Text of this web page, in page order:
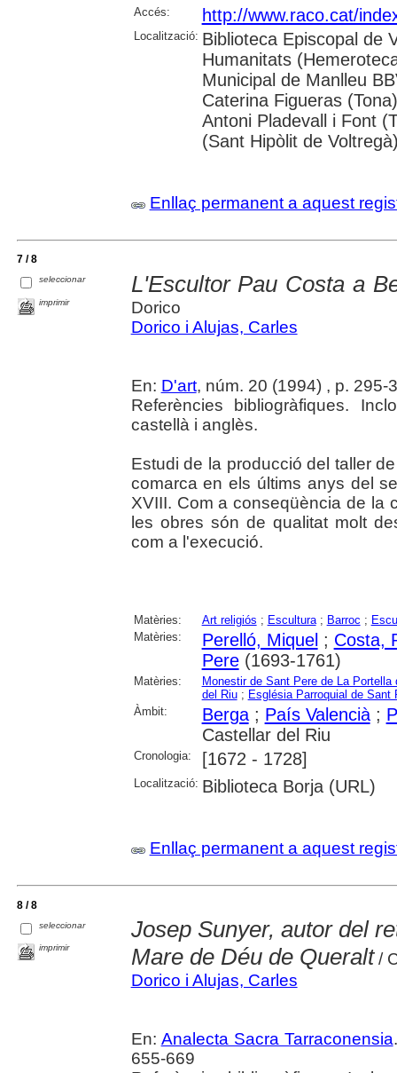
Accés: http://www.raco.cat/
Localització: Biblioteca Episcopal de
Humanitats
Municipal de Manlleu
Caterina Figueras
Antoni Pladevall i Font
(Sant Hipòlit de
Enllaç permanent a aquest
7 / 8
seleccionar
imprimir
L'Escultor Pau Costa a
Dorico
Dorico i Alujas, Carles
En: D'art, núm. 20 (1994) , p. 295-
Referències bibliogràfiques.
castellà i anglès.
Estudi de la producció del taller
comarca en els últims anys del
XVIII. Com a conseqüència de la
les obres són de qualitat molt
com a l'execució.
Matèries: Art religiós ; Escultura; Barroc ;
Matèries:
Perelló, Miquel; Costa,
Pere(1693-1761)
Matèries:
Monestir de Sant Pere de La Portella
del Riu; Església Parroquial de Sant
Àmbit:
Berga; País Valencià;
Castellar del Riu
Cronologia: [1672 - 1728]
Localització: Biblioteca Borja (URL)
Enllaç permanent a aquest
8 / 8
seleccionar
imprimir
Josep Sunyer, autor del
Mare de Déu de Queralt/
Dorico i Alujas, Carles
En: Analecta Sacra Tarraconensia
655-669